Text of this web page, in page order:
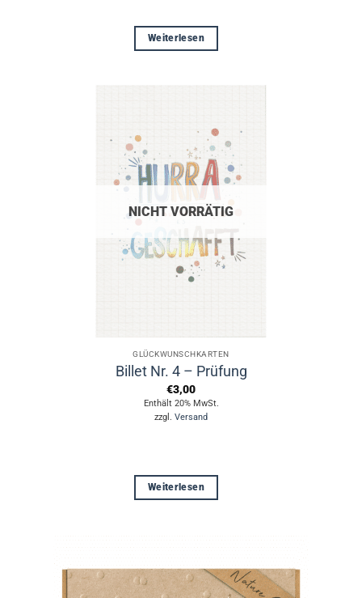
Weiterlesen
NICHT VORRÄTIG
GLÜCKWUNSCHKARTEN
Billet Nr. 4 – Prüfung
€3,00
Enthält 20% MwSt.
zzgl. Versand
Weiterlesen